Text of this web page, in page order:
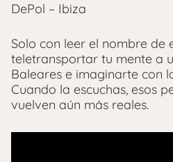
DePol – Ibiza
Solo con leer el nombre de
teletransportar tu mente a
Baleares e imaginarte con
Cuando la escuchas, esos
vuelven aún más reales.